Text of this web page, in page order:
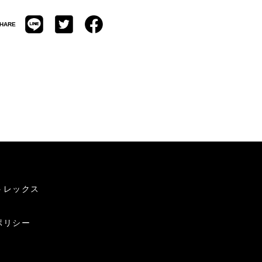
ックス
リシー